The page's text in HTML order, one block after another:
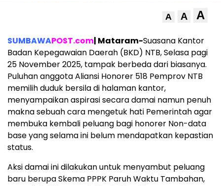
A A A
SUMBAWAPOST.com| Mataram-Suasana Kantor
Badan Kepegawaian Daerah (BKD) NTB, Selasa pagi
25 November 2025, tampak berbeda dari biasanya.
Puluhan anggota Aliansi Honorer 518 Pemprov NTB
memilih duduk bersila di halaman kantor,
menyampaikan aspirasi secara damai namun penuh
makna sebuah cara mengetuk hati Pemerintah agar
membuka kembali peluang bagi honorer Non-data
base yang selama ini belum mendapatkan kepastian
status.
Aksi damai ini dilakukan untuk menyambut peluang
baru berupa Skema PPPK Paruh Waktu Tambahan,